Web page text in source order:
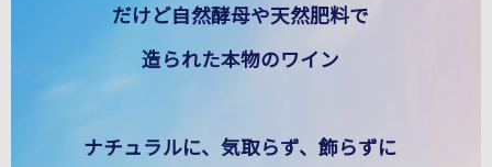
だけど自然酵母や天然肥料で
造られた本物のワイン
ナチュラルに、気取らず、飾らずに